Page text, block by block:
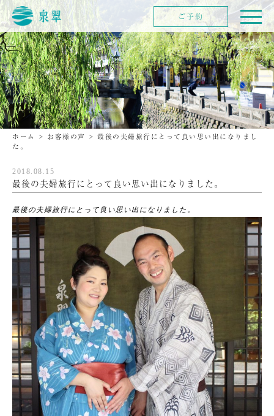
ホーム > お客様の声 > 最後の夫婦旅行にとって良い思い出になりまし
た。
2018.08.15
最後の夫婦旅行にとって良い思い出になりました。
最後の夫婦旅行にとって良い思い出になりました。
ご予約